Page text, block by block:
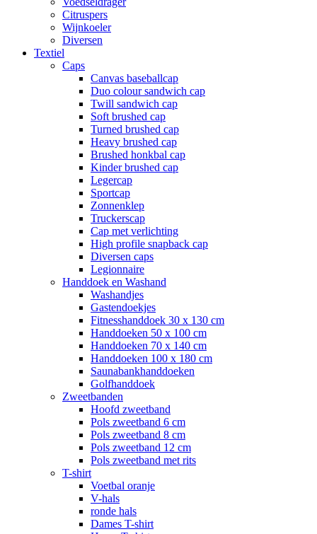
Citruspers
Wijnkoeler
Diversen
Textiel
Caps
Canvas baseballcap
Duo colour sandwich cap
Twill sandwich cap
Soft brushed cap
Turned brushed cap
Heavy brushed cap
Brushed honkbal cap
Kinder brushed cap
Legercap
Sportcap
Zonnenklep
Truckerscap
Cap met verlichting
High profile snapback cap
Diversen caps
Legionnaire
Handdoek en Washand
Washandjes
Gastendoekjes
Fitnesshanddoek 30 x 130 cm
Handdoeken 50 x 100 cm
Handdoeken 70 x 140 cm
Handdoeken 100 x 180 cm
Saunabankhanddoeken
Golfhanddoek
Zweetbanden
Hoofd zweetband
Pols zweetband 6 cm
Pols zweetband 8 cm
Pols zweetband 12 cm
Pols zweetband met rits
T-shirt
Voetbal oranje
V-hals
ronde hals
Dames T-shirt